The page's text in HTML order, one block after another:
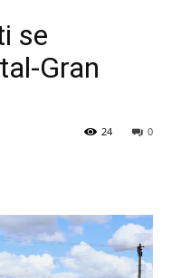
se
Gran
0
24